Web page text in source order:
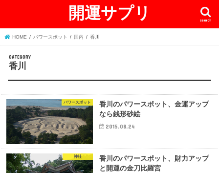
開運サプリ search
HOME パワースポット 国内 香川
香川
パワースポット
香川のパワースポット、金運アップ
なら銭形砂絵
2015.08.24
神社
香川のパワースポット、財力アップ
と開運の金刀比羅宮